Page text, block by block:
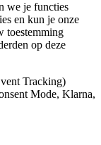
we je functies
en kun je onze
toestemming
op deze
Tracking)
Mode, Klarna,